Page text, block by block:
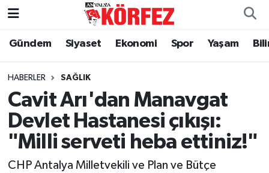
Gündem Siyaset Ekonomi Spor Yaşam
HABERLER SAĞLIK
Cavit Arı'dan Manavgat
Devlet Hastanesi çıkışı:
"Milli serveti heba ettiniz!"
CHP Antalya Milletvekili ve Plan ve Bütçe
Gündem
Siyaset
Yerel Yönetim
Ekonomi
Spor
Nöbetçi Eczaneler
Hava Durumu
Trafik Durumu
Süper Lig Puan Durumu ve Fikstür
Tüm Manşetler